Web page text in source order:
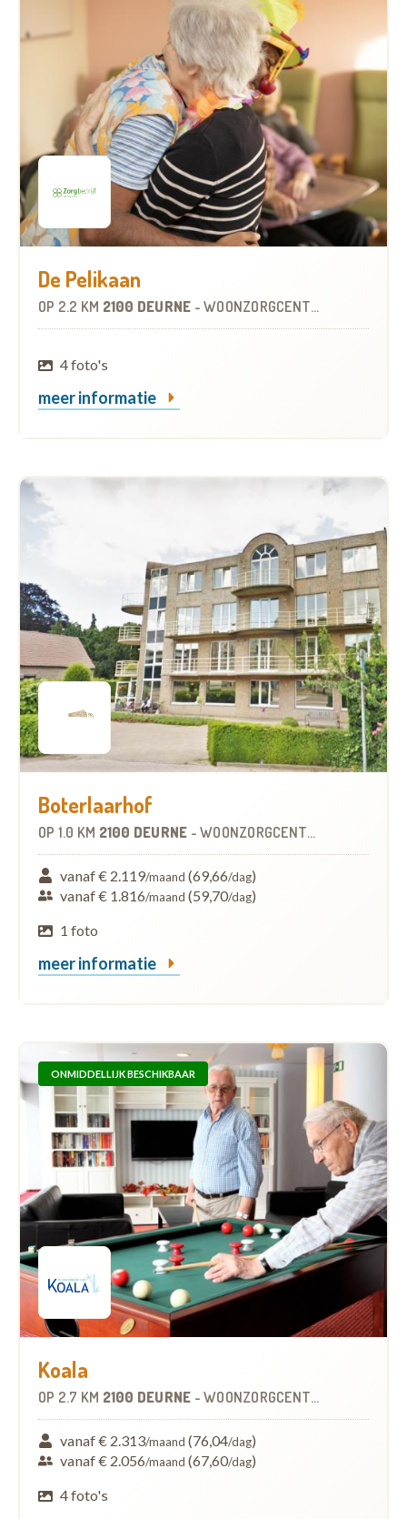
De Pelikaan
OP 2.2 KM 2100 DEURNE - WOONZORGCENTRUM (WZC)
4 foto's
meer informatie
Boterlaarhof
OP 1.0 KM 2100 DEURNE - WOONZORGCENTRUM (WZC)
vanaf € 2.119/maand (69,66/dag)
vanaf € 1.816/maand (59,70/dag)
1 foto
meer informatie
ONMIDDELLIJK BESCHIKBAAR
Koala
OP 2.7 KM 2100 DEURNE - WOONZORGCENTRUM (WZC)
vanaf € 2.313/maand (76,04/dag)
vanaf € 2.056/maand (67,60/dag)
4 foto's